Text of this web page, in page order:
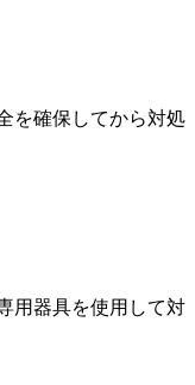
を確保してから対処
用器具を使用して対